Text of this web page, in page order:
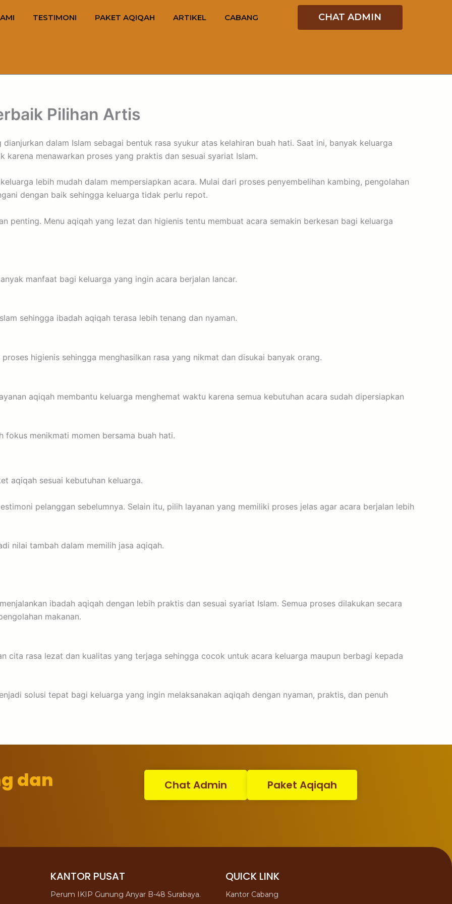
TESTIMONI PAKET AQIQAH ARTIKEL CABANG CHAT ADMIN
Pilihan Artis
dalam Islam sebagai bentuk rasa syukur atas kelahiran buah hati. Saat ini, banyak keluarga
karena menawarkan proses yang praktis dan sesuai syariat Islam.
lebih mudah dalam mempersiapkan acara. Mulai dari proses penyembelihan kambing, pengolahan
dengan baik sehingga keluarga tidak perlu repot.
penting. Menu aqiqah yang lezat dan higienis tentu membuat acara semakin berkesan bagi keluarga
manfaat bagi keluarga yang ingin acara berjalan lancar.
sehingga ibadah aqiqah terasa lebih tenang dan nyaman.
higienis sehingga menghasilkan rasa yang nikmat dan disukai banyak orang.
aqiqah membantu keluarga menghemat waktu karena semua kebutuhan acara sudah dipersiapkan
fokus menikmati momen bersama buah hati.
aqiqah sesuai kebutuhan keluarga.
pelanggan sebelumnya. Selain itu, pilih layanan yang memiliki proses jelas agar acara berjalan lebih
nilai tambah dalam memilih jasa aqiqah.
ibadah aqiqah dengan lebih praktis dan sesuai syariat Islam. Semua proses dilakukan secara
makanan.
cita rasa lezat dan kualitas yang terjaga sehingga cocok untuk acara keluarga maupun berbagi kepada
solusi tepat bagi keluarga yang ingin melaksanakan aqiqah dengan nyaman, praktis, dan penuh
dan Chat Admin Paket Aqiqah
KANTOR PUSAT
Perum IKIP Gunung Anyar B-48 Surabaya.
QUICK LINK
Kantor Cabang